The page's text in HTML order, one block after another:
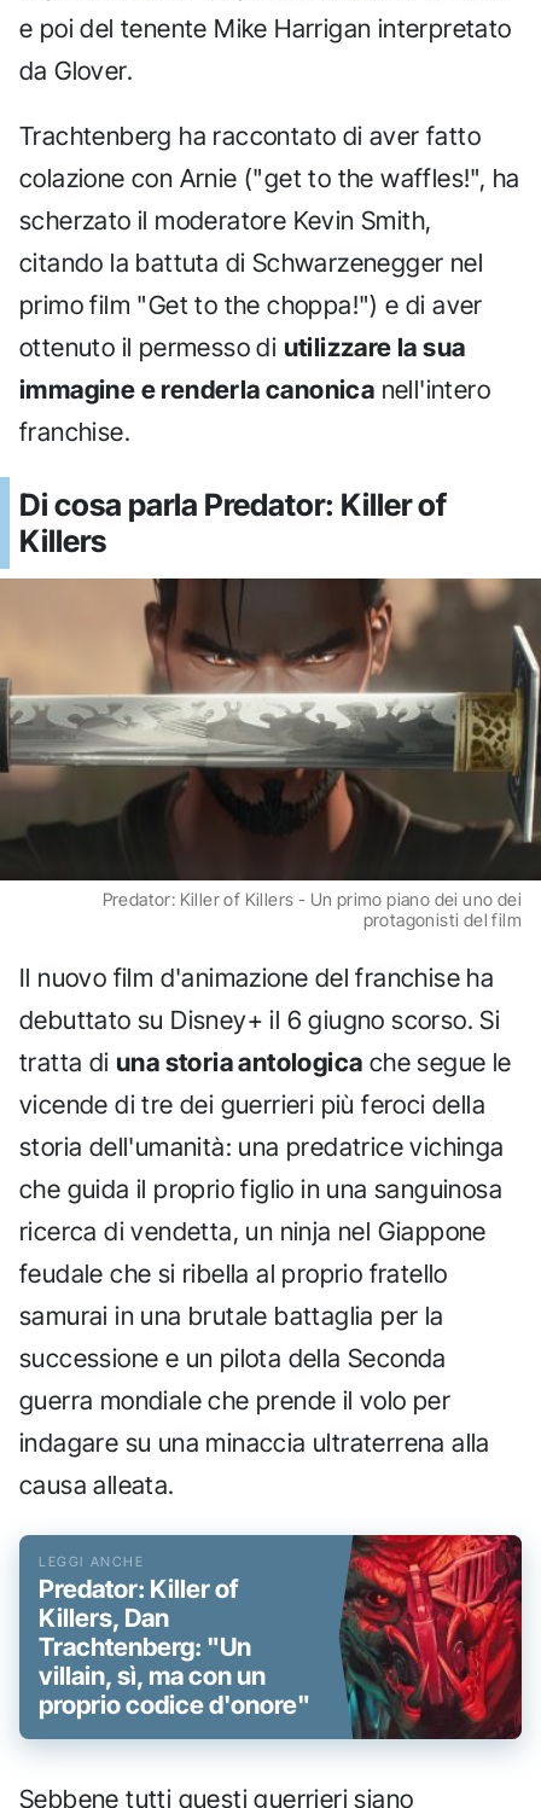
e poi del tenente Mike Harrigan interpretato
da Glover.
Trachtenberg ha raccontato di aver fatto
colazione con Arnie ("get to the waffles!", ha
scherzato il moderatore Kevin Smith,
citando la battuta di Schwarzenegger nel
primo film "Get to the choppa!") e di aver
ottenuto il permesso di utilizzare la sua
immagine e renderla canonica nell'intero
franchise.
Di cosa parla Predator: Killer of
Killers
Predator: Killer of Killers - Un primo piano dei uno dei
protagonisti del film
Il nuovo film d'animazione del franchise ha
debuttato su Disney+ il 6 giugno scorso. Si
tratta di una storia antologica che segue le
vicende di tre dei guerrieri più feroci della
storia dell'umanità: una predatrice vichinga
che guida il proprio figlio in una sanguinosa
ricerca di vendetta, un ninja nel Giappone
feudale che si ribella al proprio fratello
samurai in una brutale battaglia per la
successione e un pilota della Seconda
guerra mondiale che prende il volo per
indagare su una minaccia ultraterrena alla
causa alleata.
Predator: Killer of
Killers, Dan
Trachtenberg: "Un
villain, sì, ma con un
proprio codice d'onore"
Sebbene tutti questi guerrieri siano